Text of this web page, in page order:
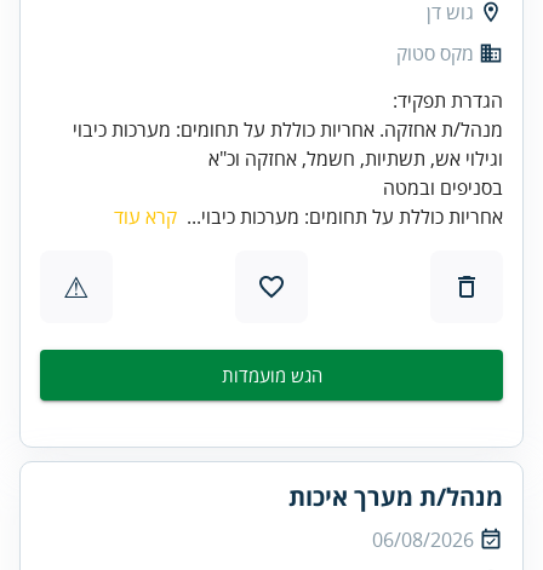
גוש דן
מקס סטוק
מנהל/ת אחזקה. אחריות כוללת על תחומים: מערכות כיבוי
בסניפים ובמטה
אחריות כוללת על תחומים: מערכות כיבוי... קרא עוד
⚠
הגש מועמדות
מנהל/ת מערך איכות
06/08/2026